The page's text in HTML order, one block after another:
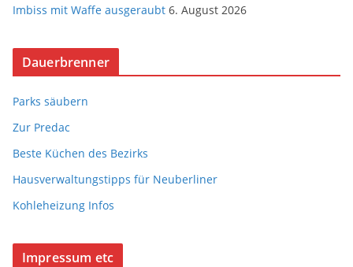
Imbiss mit Waffe ausgeraubt 6. August 2026
Dauerbrenner
Parks säubern
Zur Predac
Beste Küchen des Bezirks
Hausverwaltungstipps für Neuberliner
Kohleheizung Infos
Impressum etc